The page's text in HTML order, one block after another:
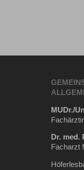
MUDr./
Dr. med.
Facharzt